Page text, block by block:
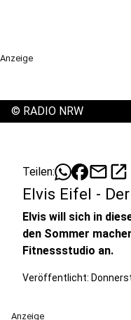
Anzeige
© RADIO NRW
Teilen: mailopen_in_new
Elvis Eifel -
Elvis will sich in
den Sommer
Fitnessstudio an.
Veröffentlicht:
Anzeige